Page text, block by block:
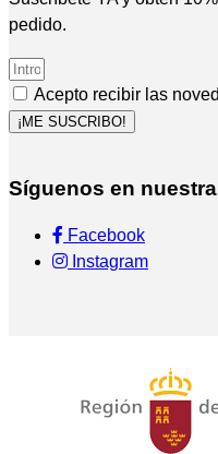
pedido.
Acepto recibir las
¡ME SUSCRIBO!
Síguenos en
Facebook
Instagram